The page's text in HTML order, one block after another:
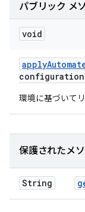
パブリック メ
void
apply
環境に基づいて
保護されたメ
String